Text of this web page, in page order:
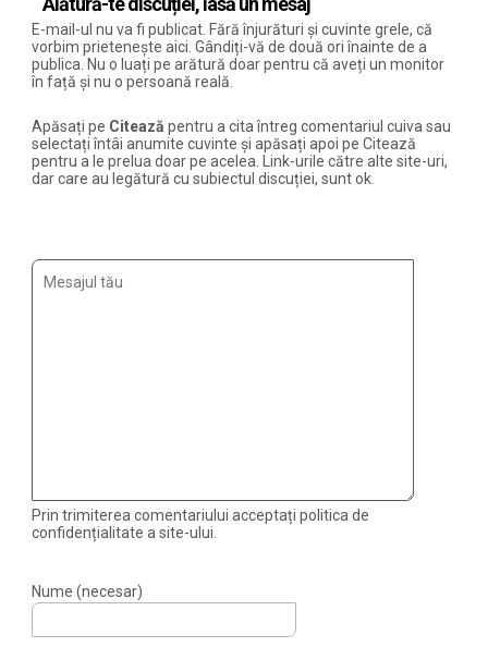
E-mail-ul nu va fi publicat. Fără înjurături și cuvinte grele, că
vorbim prietenește aici. Gândiți-vă de două ori înainte de a
publica. Nu o luați pe arătură doar pentru că aveți un monitor
în față și nu o persoană reală.
Apăsați pe Citează pentru a cita întreg comentariul cuiva sau
selectați întâi anumite cuvinte și apăsați apoi pe Citează
pentru a le prelua doar pe acelea. Link-urile către alte site-uri,
dar care au legătură cu subiectul discuției, sunt ok.
Prin trimiterea comentariului acceptați politica de
confidențialitate a site-ului.
Nume (necesar)